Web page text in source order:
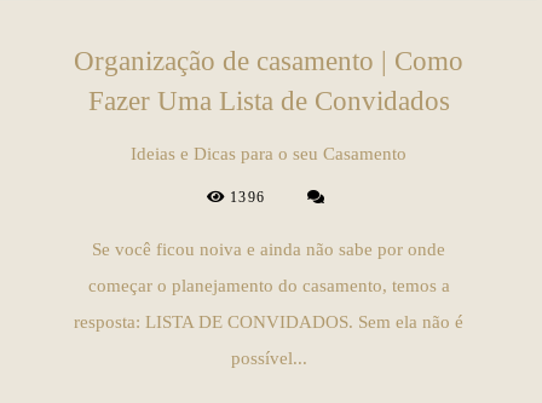
Organização de casamento | Como
Fazer Uma Lista de Convidados
Ideias e Dicas para o seu Casamento
1396
Se você ficou noiva e ainda não sabe por onde
começar o planejamento do casamento, temos a
resposta: LISTA DE CONVIDADOS. Sem ela não é
possível...